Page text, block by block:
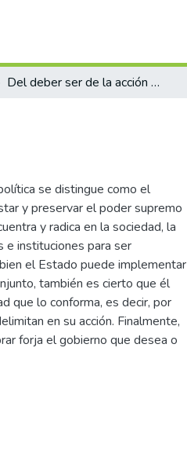
Del deber ser de la acción política
se distingue como el
y preservar el poder supremo
y radica en la sociedad, la
e instituciones para ser
el Estado puede implementar
también es cierto que él
que lo conforma, es decir, por
en su acción. Finalmente,
forja el gobierno que desea o